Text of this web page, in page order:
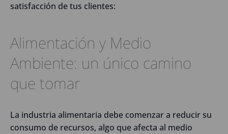
satisfacción de tus clientes:
Alimentación y Medio
Ambiente: un único camino
que tomar
La industria alimentaria debe comenzar a reducir su
consumo de recursos, algo que afecta al medio